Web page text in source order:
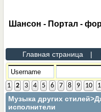
Шансон - Портал -
Главная страница |
1 2 3 4 5 6 7 8 9 10
Музыка других стилей
исполнители